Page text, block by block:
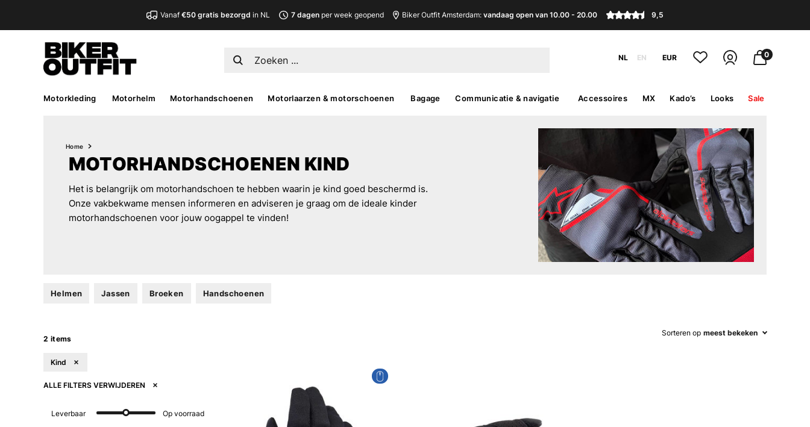
Vanaf€50 gratis bezorgd in NL 7 dagenper week geopend Biker Outfit Amsterdam: vandaag open van 10.00 - 20.00 9,5
NL EN EUR 0
Motorkleding Motorhelm Motorhandschoenen Motorlaarzen & motorschoenen Bagage Communicatie & navigatie Accessoires MX Kado’s Looks Sale
Home
MOTORHANDSCHOENEN KIND
Het is belangrijk om motorhandschoen te hebben waarin je kind goed beschermd is.
Onze vakbekwame mensen informeren en adviseren je graag om de ideale kinder
motorhandschoenen voor jouw oogappel te vinden!
Helmen Jassen Broeken Handschoenen
2 items
Kind
ALLE FILTERS VERWIJDEREN
Leverbaar Op voorraad
Sorteren op meest bekeken